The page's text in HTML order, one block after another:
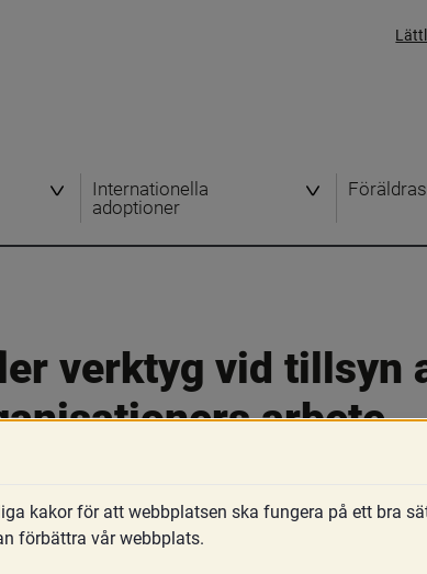
Internationella
adoptioner
verktyg vid tillsyn
arbete
kakor för att webbplatsen ska fungera på ett bra
förbättra vår webbplats.